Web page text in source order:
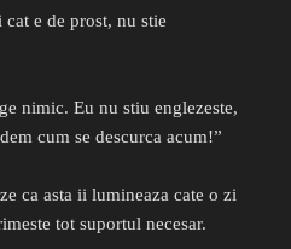
e de prost, nu stie
nimic. Eu nu stiu englezeste,
cum se descurca acum!”
ca asta ii lumineaza cate o zi
tot suportul necesar.